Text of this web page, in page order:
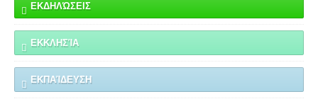
ΕΚΔΗΛΏΣΕΙΣ
ΕΚΚΛΗΣΊΑ
ΕΚΠΑΊΔΕΥΣΗ